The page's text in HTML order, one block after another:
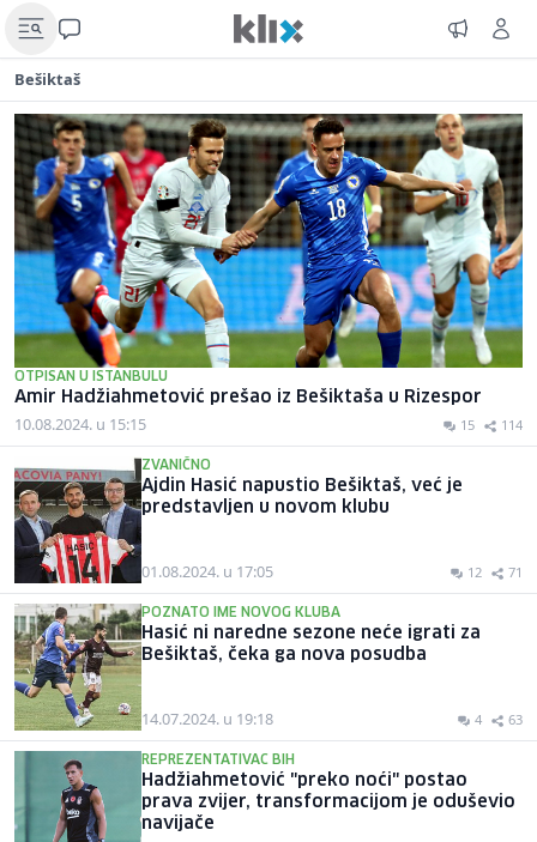
Bešiktaš
OTPISAN U ISTANBULU
Amir Hadžiahmetović prešao iz Bešiktaša u Rizespor
10.08.2024. u 15:15 15 114
ZVANIČNO
Ajdin Hasić napustio Bešiktaš, već je
predstavljen u novom klubu
01.08.2024. u 17:05 12 71
POZNATO IME NOVOG KLUBA
Hasić ni naredne sezone neće igrati za
Bešiktaš, čeka ga nova posudba
14.07.2024. u 19:18 4 63
REPREZENTATIVAC BIH
Hadžiahmetović "preko noći" postao
prava zvijer, transformacijom je oduševio
navijače